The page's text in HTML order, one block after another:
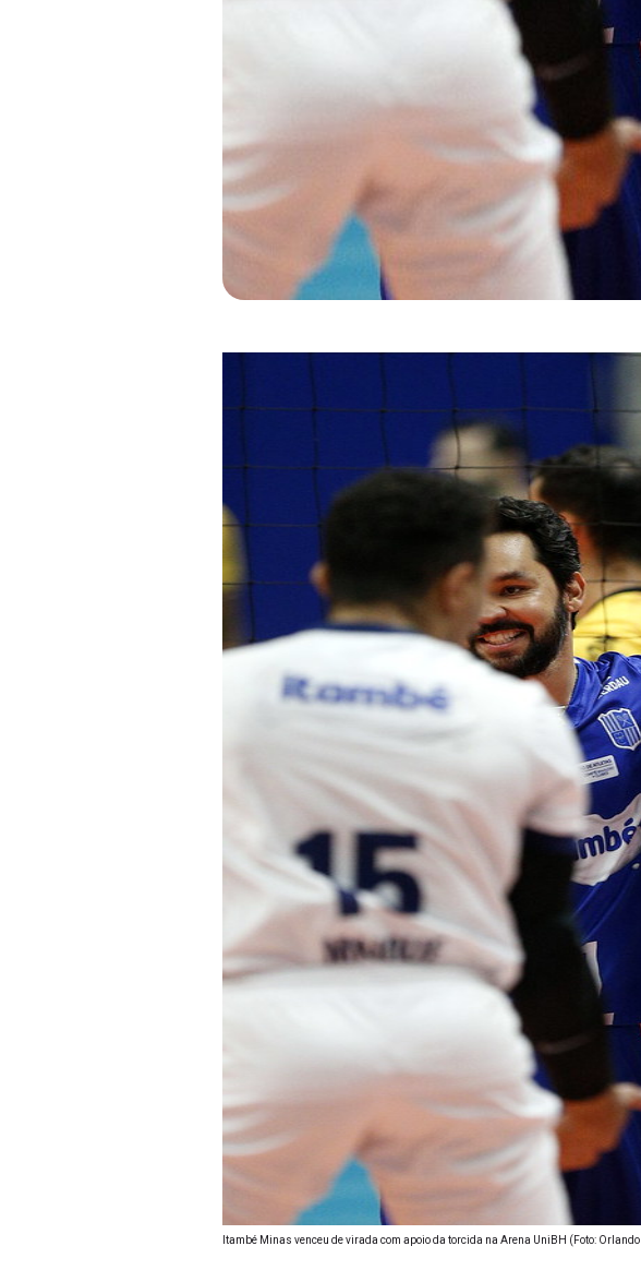
Itambé Minas venceu de virada com apoio da torcida na Arena UniBH (Foto: